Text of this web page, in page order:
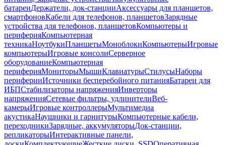
батареиДержатели, док-станцииАксессуары для планшетов,
смартфоновКабели для телефонов, планшетовЗарядные
устройства для телефонов, планшетовКомпьютеры и
периферияКомпьютерная
техникаНоутбукиПланшетыМоноблокиКомпьютерыИгровые
компьютерыИгровые консолиСерверное
оборудованиеКомпьютерная
периферияМониторыМышиКлавиатурыСтилусыНаборы
периферииИсточники бесперебойного питанияБатареи для
ИБПСтабилизаторы напряженияИнверторы
напряженияСетевые фильтры, удлинителиВеб-
камерыИгровые контроллерыМультимедиа
акустикаНаушники и гарнитурыКомпьютерные кабели,
переходникиЗарядные, аккумуляторыДок-станции,
репликаторыИнтерактивные панели,